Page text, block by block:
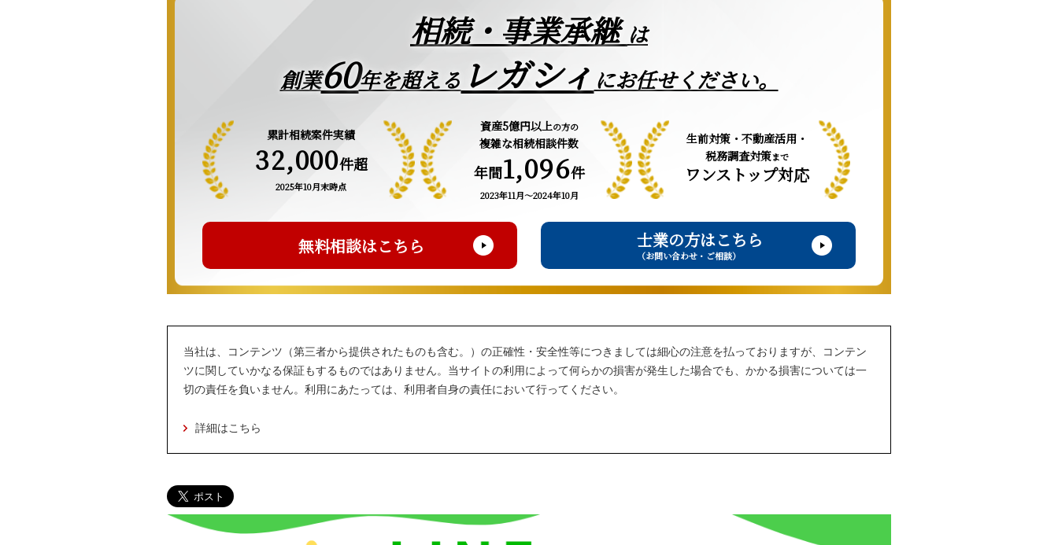
相続・事業承継 は
創業60年を超える レガシィ にお任せください。
累計相続案件実績
32,000件超
2025年10月末時点
資産5億円以上の方の
複雑な相続相談件数
年間1,096件
2023年11月～2024年10月
生前対策・不動産活用・
税務調査対策まで
ワンストップ対応
無料相談はこちら 士業の方はこちら
（お問い合わせ・ご相談）
当社は、コンテンツ（第三者から提供されたものも含む。）の正確性・安全性等につきましては細心の注意を払っておりますが、コンテン
ツに関していかなる保証もするものではありません。当サイトの利用によって何らかの損害が発生した場合でも、かかる損害については一
切の責任を負いません。利用にあたっては、利用者自身の責任において行ってください。
詳細はこちら